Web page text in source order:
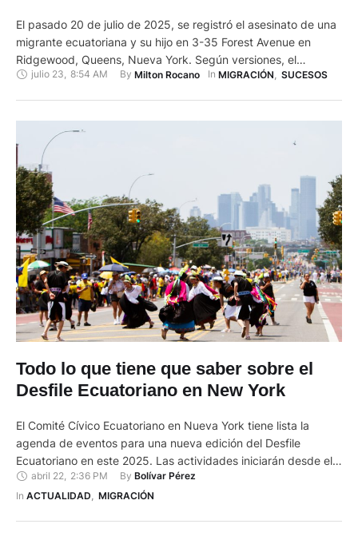
El pasado 20 de julio de 2025, se registró el asesinato de una
migrante ecuatoriana y su hijo en 3-35 Forest Avenue en
Ridgewood, Queens, Nueva York. Según versiones, el
presunto implicado es la expareja de origen dominicano. Se
julio 23, 8:54 AM By Milton Rocano In MIGRACIÓN SUCESOS
Todo lo que tiene que saber sobre el
Desfile Ecuatoriano en New York
El Comité Cívico Ecuatoriano en Nueva York tiene lista la
agenda de eventos para una nueva edición del Desfile
Ecuatoriano en este 2025. Las actividades iniciarán desde el
próximo mes de julio. Oswaldo Guzmán, presidente del
Comité, dijo a El Mercurio que el sábado 19 de julio será la
abril 22 2:36 PM By Bolívar Pérez
In ACTUALIDAD, MIGRACIÓN